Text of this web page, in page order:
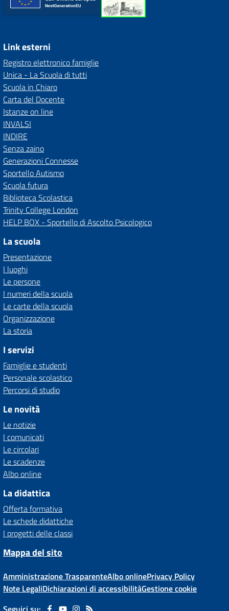
Link esterni
Registro elettronico famiglie
Unica - La Scuola di tutti
Scuola in Chiaro
Carta del Docente
Istanze on line
INVALSI
INDIRE
Senza zaino
Generazioni Connesse
Sportello Autismo
Scuola futura
Biblioteca Scolastica
Trinity College London
HELP BOX - Sportello di Ascolto Psicologico
La scuola
Presentazione
I luoghi
Le persone
I numeri della scuola
Le carte della scuola
Organizzazione
La storia
I servizi
Famiglie e studenti
Personale scolastico
Percorsi di studio
Le novità
Le notizie
I comunicati
Le circolari
Le scadenze
Albo online
La didattica
Offerta formativa
Le schede didattiche
I progetti delle classi
Mappa del sito
Amministrazione TrasparenteAlbo onlinePrivacy Policy
Note LegaliDichiarazioni di accessibilitàGestione cookie